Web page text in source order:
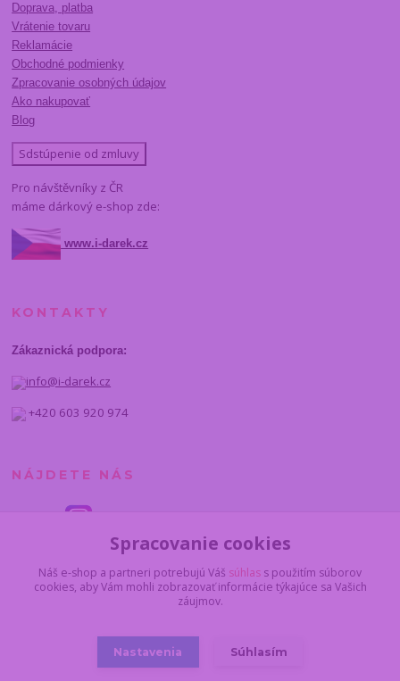
Doprava, platba
Vrátenie tovaru
Reklamácie
Obchodné podmienky
Zpracovanie osobných údajov
Ako nakupovať
Blog
Sdstúpenie od zmluvy
Pro návštěvníky z ČR
máme dárkový e-shop zde:
www.i-darek.cz
KONTAKTY
Zákaznická podpora:
info@i-darek.cz
+420 603 920 974
NÁJDETE NÁS
Spracovanie cookies
Náš e-shop a partneri potrebujú Váš súhlas s použitím súborov
cookies, aby Vám mohli zobrazovať informácie týkajúce sa Vašich
záujmov.
Nastavenia Súhlasím